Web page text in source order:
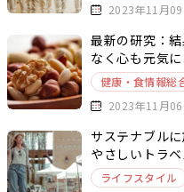
2023年11月09
最新の研究：
なく心も元気に
健康・食情報総
2023年11月06
サステナブル
やさしいトラ
ライフスタイル